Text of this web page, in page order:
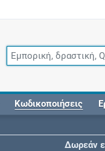
Κωδικοποιήσεις
Δωρεάν